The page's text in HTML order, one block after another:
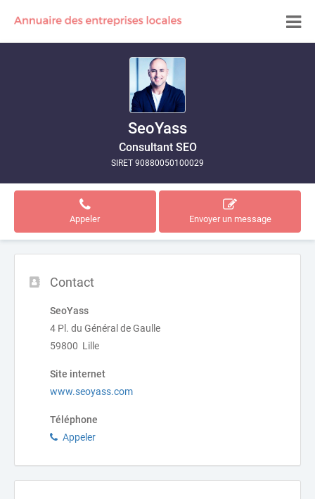
SeoYass
Consultant SEO
SIRET 90880050100029
Appeler Envoyer un message
Contact
SeoYass
4 Pl. du Général de Gaulle
59800 Lille
Site internet
www.seoyass.com
Téléphone
Appeler